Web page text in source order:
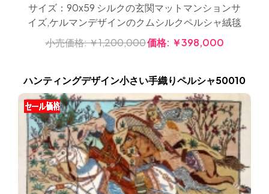
サイズ：90x59 シルクの玄関マットマンションサ
イズ,ケルマンデザインのクムシルクペルシャ絨毯
小売価格:￥1,200,000価格: ￥398,000
ハンティングデザイン小さい手織りペルシャ50010